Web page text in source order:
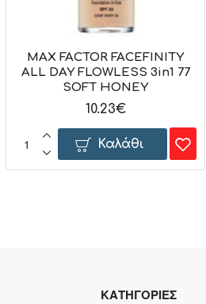
MAX FACTOR FACEFINITY
ALL DAY FLOWLESS 3in1 77
SOFT HONEY
10.23€
Καλάθι
ΚΑΤΗΓΟΡΙΕΣ